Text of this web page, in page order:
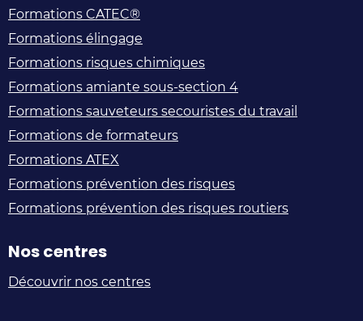
Formations CATEC®
Formations élingage
Formations risques chimiques
Formations amiante sous-section 4
Formations sauveteurs secouristes du travail
Formations de formateurs
Formations ATEX
Formations prévention des risques
Formations prévention des risques routiers
Nos centres
Découvrir nos centres